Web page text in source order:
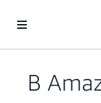
Перейти к главному
В